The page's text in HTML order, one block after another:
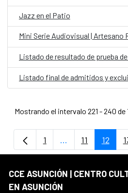
Jazz en el Patio
Mini Serie Audiovisual | Artesano
Mostrando el intervalo 221 - 240 de
Página
1 ...PáginasPágina
11 12
CCE ASUNCIÓN | CENTRO
EN ASUNCIÓN